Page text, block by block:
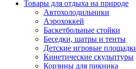
Товары для отдыха на природе
Автохолодильники
Аэрохоккей
Баскетбольные стойки
Беседки, шатры и тенты
Детские игровые
Кинетические скульптуры
Корзины для пикника